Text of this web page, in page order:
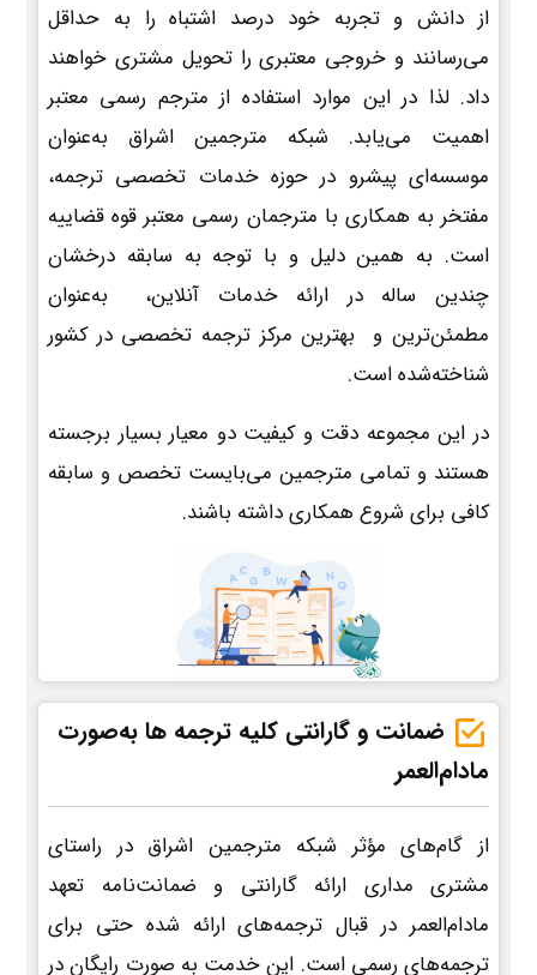
از دانش و تجربه خود درصد اشتباه را به حداقل
می‌رسانند و خروجی معتبری را تحویل مشتری خواهند
داد. لذا در این موارد استفاده از مترجم رسمی معتبر
اهمیت می‌یابد. شبکه مترجمین اشراق به‌عنوان
موسسه‌ای پیشرو در حوزه خدمات تخصصی ترجمه،
مفتخر به همکاری با مترجمان رسمی معتبر قوه قضاییه
است. به همین دلیل و با توجه به سابقه درخشان
چندین ساله در ارائه خدمات آنلاین، به‌عنوان
مطمئن‌ترین و بهترین مرکز ترجمه تخصصی در کشور
شناخته‌شده است.
در این مجموعه دقت و کیفیت دو معیار بسیار برجسته
هستند و تمامی مترجمین می‌بایست تخصص و سابقه
کافی برای شروع همکاری داشته باشند.
ضمانت و گارانتی کلیه ترجمه ها به‌صورت
مادام‌العمر
از گام‌های مؤثر شبکه مترجمین اشراق در راستای
مشتری مداری ارائه گارانتی و ضمانت‌نامه تعهد
مادام‌العمر در قبال ترجمه‌های ارائه شده حتی برای
ترجمه‌های رسمی است. این خدمت به صورت رایگان در